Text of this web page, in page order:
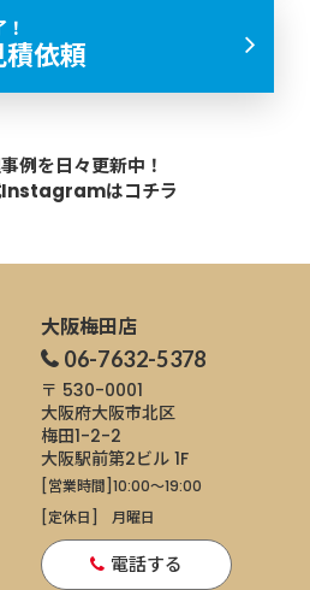
依頼
例を日々更新中！
Instagramはコチラ
大阪梅田店
06-7632-5378
〒 530-0001
大阪府大阪市北区
梅田1-2-2
大阪駅前第2ビル 1F
[営業時間]10:00～19:00
[定休日]
月曜日
電話する